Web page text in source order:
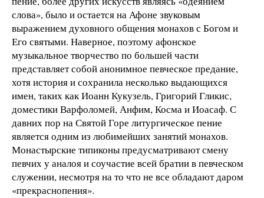
слова», было и остается на Афоне звуковым
выражением духовного общения монахов с Богом и
Его святыми. Наверное, поэтому афонское
музыкальное творчество по большей части
представляет собой анонимное певческое предание,
хотя история и сохранила несколько выдающихся
имен, таких как Иоанн Кукузель, Григорий Гликис,
доместики Варфоломей, Анфим, Косма и Иоасаф. С
давних пор на Святой Горе литургическое пение
является одним из любимейших занятий монахов.
Монастырские типиконы предусматривают смену
певчих у аналоя и соучастие всей братии в певческом
служении, несмотря на то что не все обладают даром
«прекраснопения».